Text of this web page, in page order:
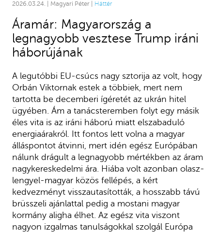
2026.03.24. | Magyari Péter | Háttér
Áramár: Magyarország a
legnagyobb vesztese Trump iráni
háborújának
A legutóbbi EU-csúcs nagy sztorija az volt, hogy
Orbán Viktornak estek a többiek, mert nem
tartotta be decemberi ígéretét az ukrán hitel
ügyében. Ám a tanácsteremben folyt egy másik
éles vita is az iráni háború miatt elszabaduló
energiaárakról. Itt fontos lett volna a magyar
álláspontot átvinni, mert idén egész Európában
nálunk drágult a legnagyobb mértékben az áram
nagykereskedelmi ára. Hiába volt azonban olasz-
lengyel-magyar közös fellépés, a kért
kedvezményt visszautasították, a hosszabb távú
brüsszeli ajánlattal pedig a mostani magyar
kormány aligha élhet. Az egész vita viszont
nagyon izgalmas tanulságokkal szolgál Európa